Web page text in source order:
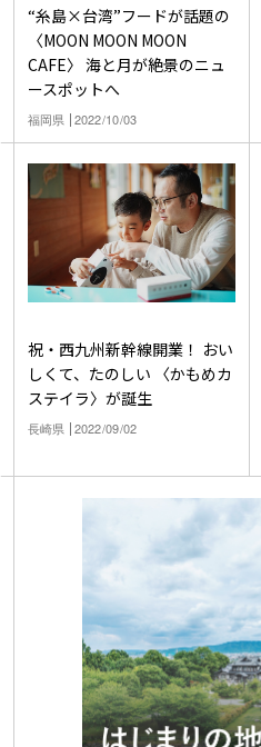
“糸島×台湾”フードが話題の
〈MOON MOON MOON
CAFE〉 海と月が絶景のニュ
ースポットへ
福岡県 2022/10/03
祝・西九州新幹線開業！ おい
しくて、たのしい 〈かもめカ
ステイラ〉が誕生
長崎県 2022/09/02